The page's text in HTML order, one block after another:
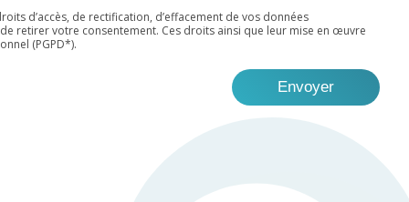
d’accès, de rectification, d’effacement de vos données
retirer votre consentement. Ces droits ainsi que leur mise en œuvre
(PGPD*).